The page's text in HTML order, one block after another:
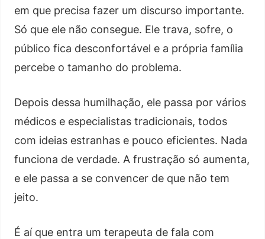
em que precisa fazer um discurso importante.
Só que ele não consegue. Ele trava, sofre, o
público fica desconfortável e a própria família
percebe o tamanho do problema.
Depois dessa humilhação, ele passa por vários
médicos e especialistas tradicionais, todos
com ideias estranhas e pouco eficientes. Nada
funciona de verdade. A frustração só aumenta,
e ele passa a se convencer de que não tem
jeito.
É aí que entra um terapeuta de fala com